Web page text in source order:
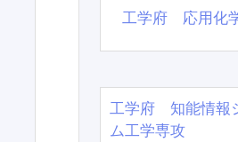
工学府 応用化
工学府 知能情報
ム工学専攻